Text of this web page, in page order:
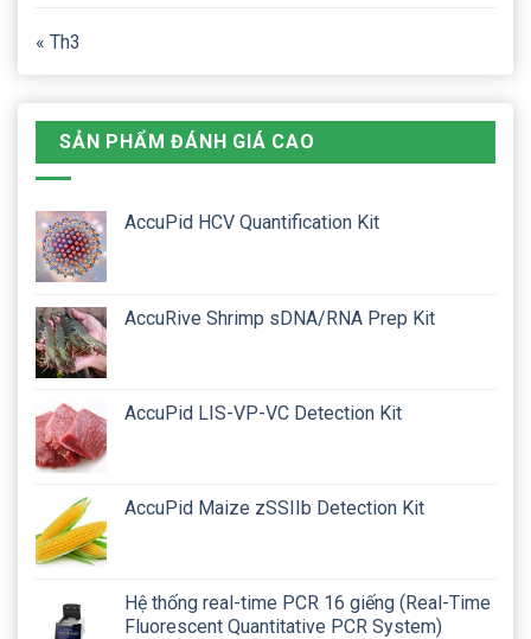
« Th3
SẢN PHẨM ĐÁNH GIÁ CAO
AccuPid HCV Quantification Kit
AccuRive Shrimp sDNA/RNA Prep Kit
AccuPid LIS-VP-VC Detection Kit
AccuPid Maize zSSIIb Detection Kit
Hệ thống real-time PCR 16 giếng (Real-Time
Fluorescent Quantitative PCR System)